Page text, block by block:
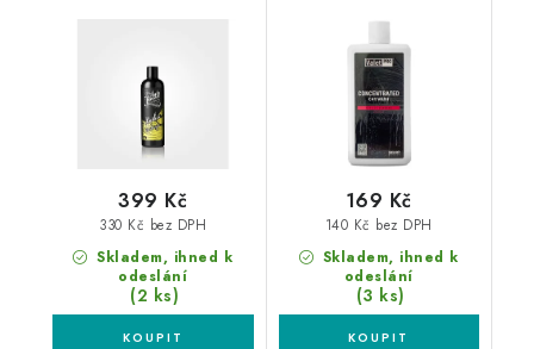
Skladem, ihned k
odeslání
(2 ks)
330 Kč bez DPH
399 Kč
Skladem, ihned k
odeslání
(3 ks)
140 Kč bez DPH
169 Kč